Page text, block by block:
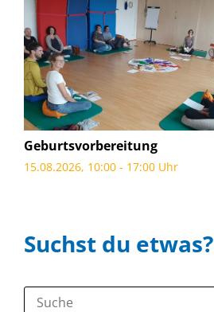
Geburtsvorbereitung
15.08.2026, 10:00 - 17:00 Uhr
Suchst du etwas?
Suche: